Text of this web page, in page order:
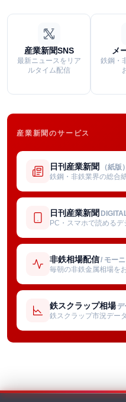
産業新聞SNS
最新ニュースをリア
ルタイム配信
メ
鉄鋼・
産業新聞のサービス
日刊産業新聞 （紙版）
鉄鋼・非鉄業界の総合
日刊産業新聞
PC・スマホで読めるデ
非鉄相場配信/ モー
毎朝の非鉄金属相場を
鉄スクラップ相場 デ
鉄スクラップ市況デー